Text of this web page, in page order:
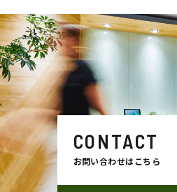
CONTACT
お問い合わせはこちら